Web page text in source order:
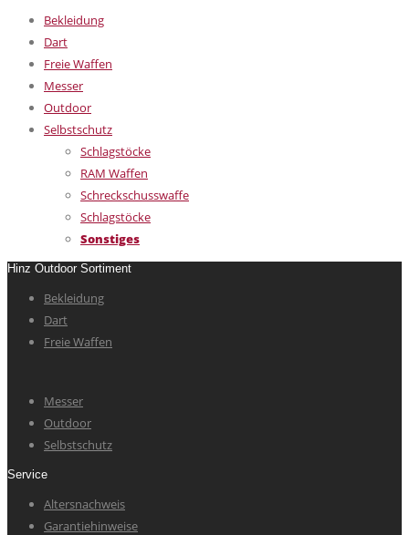
Bekleidung
Dart
Freie Waffen
Messer
Outdoor
Selbstschutz
Schlagstöcke
RAM Waffen
Schreckschusswaffe
Schlagstöcke
Sonstiges
Hinz Outdoor Sortiment
Bekleidung
Dart
Freie Waffen
Messer
Outdoor
Selbstschutz
Service
Altersnachweis
Garantiehinweise